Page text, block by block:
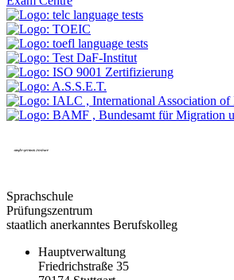
Sprachschule
Prüfungszentrum
staatlich anerkanntes Berufskolleg
Hauptverwaltung
Friedrichstraße 35